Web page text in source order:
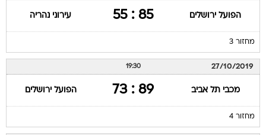
הפועל ירושלים 85 : 55 עירוני נהריה
מחזור 3
27/10/2019
19:30
מכבי תל אביב 89 : 73 הפועל ירושלים
מחזור 4